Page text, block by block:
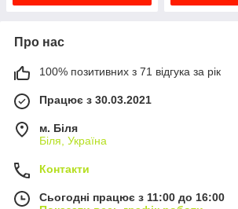
Про нас
100% позитивних з 71 відгука за рік
Працює з 30.03.2021
м. Біля
Біля, Україна
Контакти
Сьогодні працює з 11:00 до 16:00